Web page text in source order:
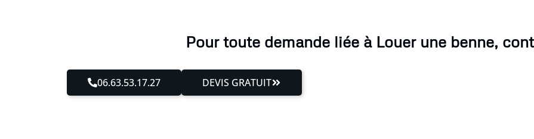
Pour toute demande liée à Louer une benne,
06.63.53.17.27 DEVIS GRATUIT